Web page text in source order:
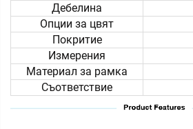
Дебелина
Опции за цвят
Покритие
Измерения
Материал за рамка
Съответствие